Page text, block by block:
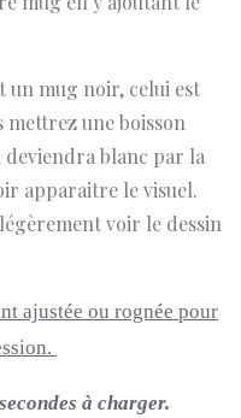
un mug noir, celui est
une boisson
blanc par la
apparaitre le visuel.
voir le dessin
ajustée ou rognée pour
à charger.